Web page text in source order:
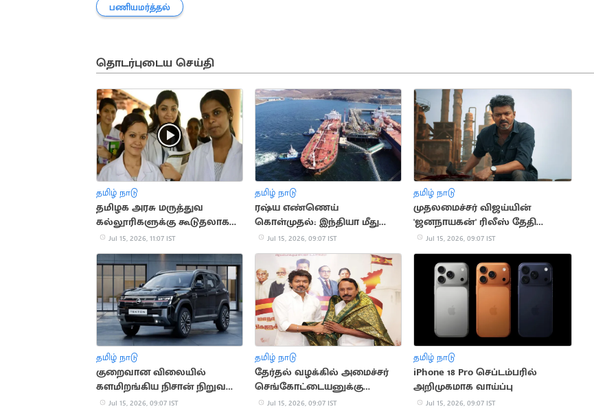
பணியமர்த்தல்
தொடர்புடைய செய்தி
தமிழ் நாடு
தமிழக அரசு மருத்துவ
கல்லூரிகளுக்கு கூடுதலாக
150 இடங்கள் ஒதுக்கீடு
Jul 15, 2026, 11:07 IST
தமிழ் நாடு
ரஷ்ய எண்ணெய்
கொள்முதல்: இந்தியா மீது
கூடுதல் வரி மசோதா
Jul 15, 2026, 09:07 IST
தமிழ் நாடு
முதலமைச்சர் விஜய்யின்
'ஜனநாயகன்' ரிலீஸ் தேதி
அறிவிப்பு
Jul 15, 2026, 09:07 IST
தமிழ் நாடு
குறைவான விலையில்
களமிறங்கிய நிசான் நிறுவன
கார்Jul 15, 2026, 09:07 IST
தமிழ் நாடு
தேர்தல் வழக்கில் அமைச்சர்
செங்கோட்டையனுக்கு
உயர்நீதிமன்றம் நோட்டீஸ்
Jul 15, 2026, 09:07 IST
தமிழ் நாடு
iPhone 18 Pro செப்டம்பரில்
அறிமுகமாக வாய்ப்பு
Jul 15, 2026, 09:07 IST